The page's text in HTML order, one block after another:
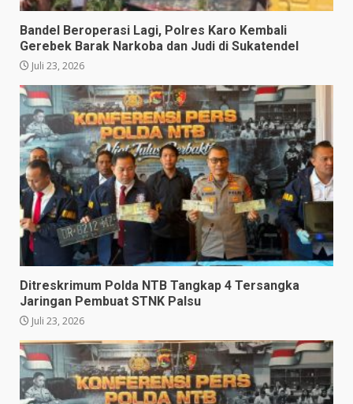
Bandel Beroperasi Lagi, Polres Karo Kembali
Gerebek Barak Narkoba dan Judi di Sukatendel
Juli 23, 2026
Ditreskrimum Polda NTB Tangkap 4 Tersangka
Jaringan Pembuat STNK Palsu
Juli 23, 2026